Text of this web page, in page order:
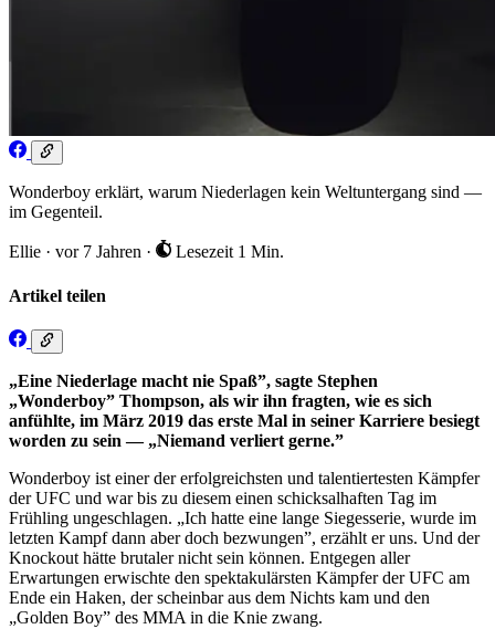
Wonderboy erklärt, warum Niederlagen kein Weltuntergang sind —
im Gegenteil.
Ellie · vor 7 Jahren · Lesezeit 1 Min.
Artikel teilen
„Eine Niederlage macht nie Spaß”, sagte Stephen
„Wonderboy” Thompson, als wir ihn fragten, wie es sich
anfühlte, im März 2019 das erste Mal in seiner Karriere besiegt
worden zu sein — „Niemand verliert gerne.”
Wonderboy ist einer der erfolgreichsten und talentiertesten Kämpfer
der UFC und war bis zu diesem einen schicksalhaften Tag im
Frühling ungeschlagen. „Ich hatte eine lange Siegesserie, wurde im
letzten Kampf dann aber doch bezwungen”, erzählt er uns. Und der
Knockout hätte brutaler nicht sein können. Entgegen aller
Erwartungen erwischte den spektakulärsten Kämpfer der UFC am
Ende ein Haken, der scheinbar aus dem Nichts kam und den
„Golden Boy” des MMA in die Knie zwang.